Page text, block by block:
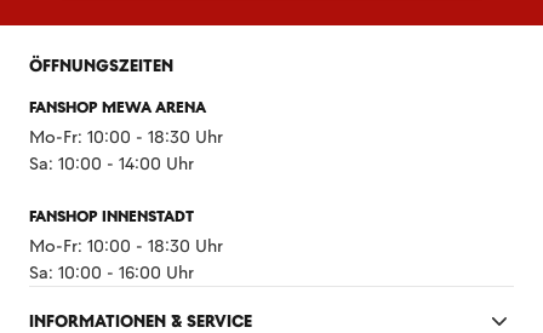
ÖFFNUNGSZEITEN
FANSHOP MEWA ARENA
Mo-Fr: 10:00 - 18:30 Uhr
Sa: 10:00 - 14:00 Uhr
FANSHOP INNENSTADT
Mo-Fr: 10:00 - 18:30 Uhr
Sa: 10:00 - 16:00 Uhr
INFORMATIONEN & SERVICE